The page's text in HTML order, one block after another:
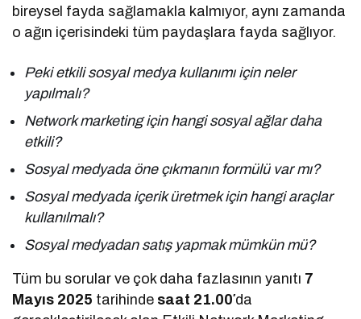
bireysel fayda sağlamakla kalmıyor, aynı zamanda
o ağın içerisindeki tüm paydaşlara fayda sağlıyor.
Peki etkili sosyal medya kullanımı için neler
yapılmalı?
Network marketing için hangi sosyal ağlar daha
etkili?
Sosyal medyada öne çıkmanın formülü var mı?
Sosyal medyada içerik üretmek için hangi araçlar
kullanılmalı?
Sosyal medyadan satış yapmak mümkün mü?
Tüm bu sorular ve çok daha fazlasının yanıtı 7
Mayıs 2025 tarihinde saat 21.00′da